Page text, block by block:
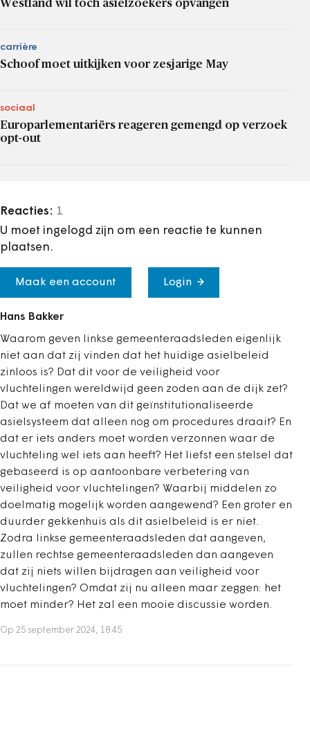
Westland wil toch asielzoekers opvangen
carrière
Schoof moet uitkijken voor zesjarige May
sociaal
Europarlementariërs reageren gemengd op verzoek
opt-out
Reacties: 1
U moet ingelogd zijn om een reactie te kunnen
plaatsen.
Maak een account Login
Hans Bakker
Waarom geven linkse gemeenteraadsleden eigenlijk
niet aan dat zij vinden dat het huidige asielbeleid
zinloos is? Dat dit voor de veiligheid voor
vluchtelingen wereldwijd geen zoden aan de dijk zet?
Dat we af moeten van dit geïnstitutionaliseerde
asielsysteem dat alleen nog om procedures draait? En
dat er iets anders moet worden verzonnen waar de
vluchteling wel iets aan heeft? Het liefst een stelsel dat
gebaseerd is op aantoonbare verbetering van
veiligheid voor vluchtelingen? Waarbij middelen zo
doelmatig mogelijk worden aangewend? Een groter en
duurder gekkenhuis als dit asielbeleid is er niet.
Zodra linkse gemeenteraadsleden dat aangeven,
zullen rechtse gemeenteraadsleden dan aangeven
dat zij niets willen bijdragen aan veiligheid voor
vluchtelingen? Omdat zij nu alleen maar zeggen: het
moet minder? Het zal een mooie discussie worden.
Op 25 september 2024, 18:45